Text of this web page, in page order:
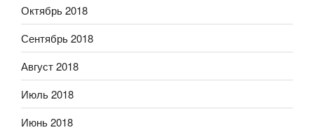
Октябрь 2018
Сентябрь 2018
Август 2018
Июль 2018
Июнь 2018